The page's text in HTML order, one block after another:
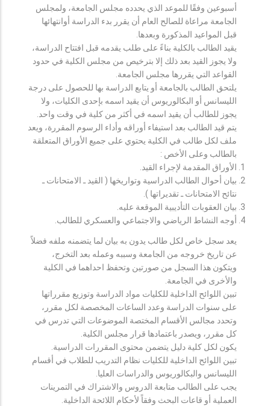
أسبوعين وفقًا للموعد الذي يحدده مجلس الجامعة، ولمجلس
الجامعة مراعاة للصالح العام أن يقرر بدء الدراسة أوانتهائها
قبل المواعيد المذكورة وبعدها.
يقيد الطالب بالكلية بناءً على طلب يقدمه قبل افتتاح الدراسة،
ولا يجوز القيد بعد ذلك إلا بترخيص من مجلس الكلية في حدود
القواعد التي يقررها مجلس الجامعة.
يلتحق الطالب بالجامعة أو يتابع الدراسة بها للحصول على درجة
الليسانس أو البكالوريوس أن يقيد اسمه بإحدى الكليات، ولا
يجوز للطالب أن يقيد اسمه في أكثر من كلية في وقت واحد.
يتم قيد الطالب بعد استيفاء أوراقه وأداء الرسوم المقررة، ويعد
ملف لكل طالب في الكلية يحتوي على جميع الأوراق المتعلقة
بالطالب وعلى الأخص :
الأوراق المقدمة لإجراء القيد.
بيان أحوال الطالب الدراسية وتواريخها ( القيد ـ الامتحانات ـ
نتائح الامتحانات ـ تقديراتها ).
بيان العقوبات التأديبية الموقعة عليه.
أوجه النشاط الرياضي والاجتماعي والعسكري للطالب.
يعد سجل خاص لكل طالب يدون به بيان لما يتضمنه ملفه فضلاً
عن تاريخ خروجه من الجامعة وسببه وعمله بعد التخرج،
ويتكون هذا السجل من صورتين وتحفظ احداهما في الكلية
والأخرى في الجامعة.
تبين اللوائح الداخلية للكليات مواد الدراسة وتوزيع مقرراتها
على سنوات الدراسة وعدد الساعات المخصصة لكل مقرر،
وتحدد مجالس الأقسام المختصة الموضوعات التي تدرس في
كل مقرر، ويصدر باعتمادها قرار مجلس الكلية.
يكون لكل كلية دليل يتضمن محتوى المقررات الدراسية.
تبين اللوائح الداخلية للكليات نظام التدريب للطلاب في أقسام
الليسانس والبكالوريوس والدراسات العليا.
يجب على الطالب متابعة الدروس والاشتراك في التمرينات
العملية أو قاعات البحث وفقاً لأحكام اللائحة الداخلية.